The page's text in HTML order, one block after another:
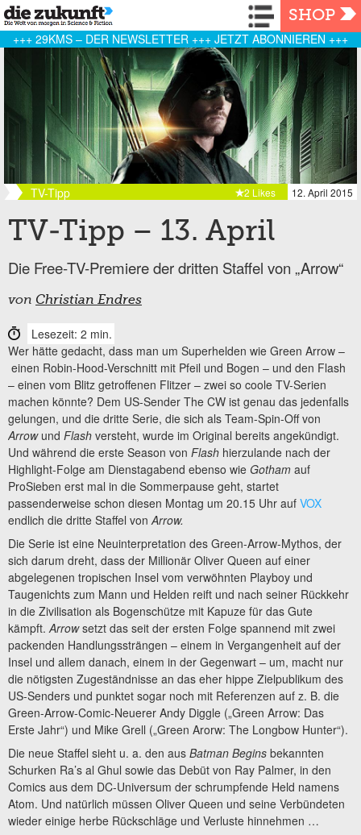
Navigation
SHOP
+++ 29KMS – DER NEWSLETTER +++ JETZT ABONNIEREN +++
TV-Tipp 12. April 2015
2 Likes
TV-Tipp – 13. April
Die Free-TV-Premiere der dritten Staffel von „Arrow“
von Christian Endres
Lesezeit: 2 min.
Wer hätte gedacht, dass man um Superhelden wie Green Arrow –
einen Robin-Hood-Verschnitt mit Pfeil und Bogen – und den Flash
– einen vom Blitz getroffenen Flitzer – zwei so coole TV-Serien
machen könnte? Dem US-Sender The CW ist genau das jedenfalls
gelungen, und die dritte Serie, die sich als Team-Spin-Off von
Arrow und Flash versteht, wurde im Original bereits angekündigt.
Und während die erste Season von Flash hierzulande nach der
Highlight-Folge am Dienstagabend ebenso wie Gotham auf
ProSieben erst mal in die Sommerpause geht, startet
passenderweise schon diesen Montag um 20.15 Uhr auf VOX
endlich die dritte Staffel von Arrow.
Die Serie ist eine Neuinterpretation des Green-Arrow-Mythos, der
sich darum dreht, dass der Millionär Oliver Queen auf einer
abgelegenen tropischen Insel vom verwöhnten Playboy und
Taugenichts zum Mann und Helden reift und nach seiner Rückkehr
in die Zivilisation als Bogenschütze mit Kapuze für das Gute
kämpft. Arrowsetzt das seit der ersten Folge spannend mit zwei
packenden Handlungssträngen – einem in Vergangenheit auf der
Insel und allem danach, einem in der Gegenwart – um, macht nur
die nötigsten Zugeständnisse an das eher hippe Zielpublikum des
US-Senders und punktet sogar noch mit Referenzen auf z. B. die
Green-Arrow-Comic-Neuerer Andy Diggle („Green Arrow: Das
Erste Jahr“) und Mike Grell („Green Arorw: The Longbow Hunter“).
Die neue Staffel sieht u. a. den aus Batman Begins bekannten
Schurken Ra’s al Ghul sowie das Debüt von Ray Palmer, in den
Comics aus dem DC-Universum der schrumpfende Held namens
Atom. Und natürlich müssen Oliver Queen und seine Verbündeten
wieder einige herbe Rückschläge und Verluste hinnehmen …